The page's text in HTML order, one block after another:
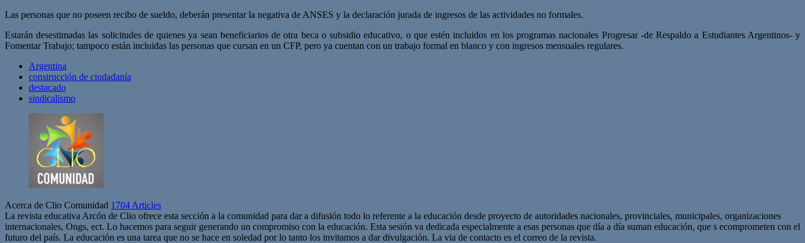
Las personas que no poseen recibo de sueldo, deberán presentar la negativa de ANSES y la declaración jurada de ingresos de las actividades no formales.
Estarán desestimadas las solicitudes de quienes ya sean beneficiarios de otra beca o subsidio educativo, o que estén incluidos en los programas nacionales Progresar -de Respaldo a Estudiantes Argentinos- y
Fomentar Trabajo; tampoco están incluidas las personas que cursan en un CFP, pero ya cuentan con un trabajo formal en blanco y con ingresos mensuales regulares.
Argentina
construcción de ciudadanía
destacado
sindicalismo
Acerca de Clio Comunidad 1704 Articles
La revista educativa Arcón de Clio ofrece esta sección a la comunidad para dar a difusión todo lo referente a la educación desde proyecto de autoridades nacionales, provinciales, municipales, organizaciones
internacionales, Ongs, ect. Lo hacemos para seguir generando un compromiso con la educación. Esta sesión va dedicada especialmente a esas personas que día a día suman educación, que s ecomprometen con el
futuro del país. La educación es una tarea que no se hace en soledad por lo tanto los invitamos a dar divulgación. La via de contacto es el correo de la revista.